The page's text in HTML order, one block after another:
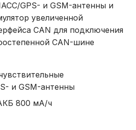
GPS- и GSM-антенны и
увеличенной
CAN для подключения
CAN-шине
и GSM-антенны
800 мА/ч